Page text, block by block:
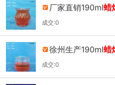
厂家直销190ml蜡
成交:0
徐州生产190ml蜡
成交:0